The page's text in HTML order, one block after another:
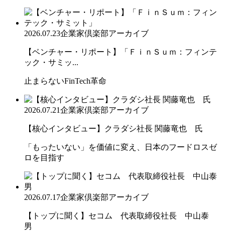
2026.07.23企業家倶楽部アーカイブ
【ベンチャー・リポート】「ＦｉｎＳｕｍ：フィンテ
ック・サミッ...
止まらないFinTech革命
2026.07.21企業家倶楽部アーカイブ
【核心インタビュー】クラダシ社長 関藤竜也 氏
「もったいない」を価値に変え、日本のフードロスゼ
ロを目指す
2026.07.17企業家倶楽部アーカイブ
【トップに聞く】セコム 代表取締役社長 中山泰
男